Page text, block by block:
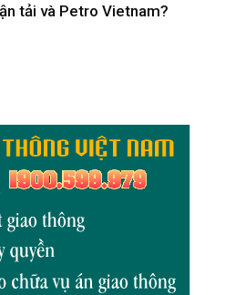
tải và Petro Vietnam?